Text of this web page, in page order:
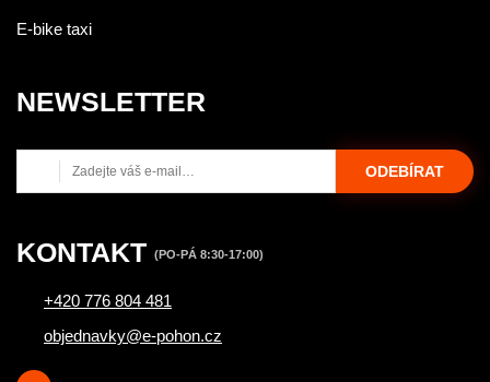
E-bike taxi
NEWSLETTER
ODEBÍRAT
KONTAKT (PO-PÁ 8:30-17:00)
+420 776 804 481
objednavky@e-pohon.cz